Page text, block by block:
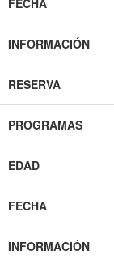
FECHA
INFORMACIÓN
RESERVA
PROGRAMAS
EDAD
FECHA
INFORMACIÓN